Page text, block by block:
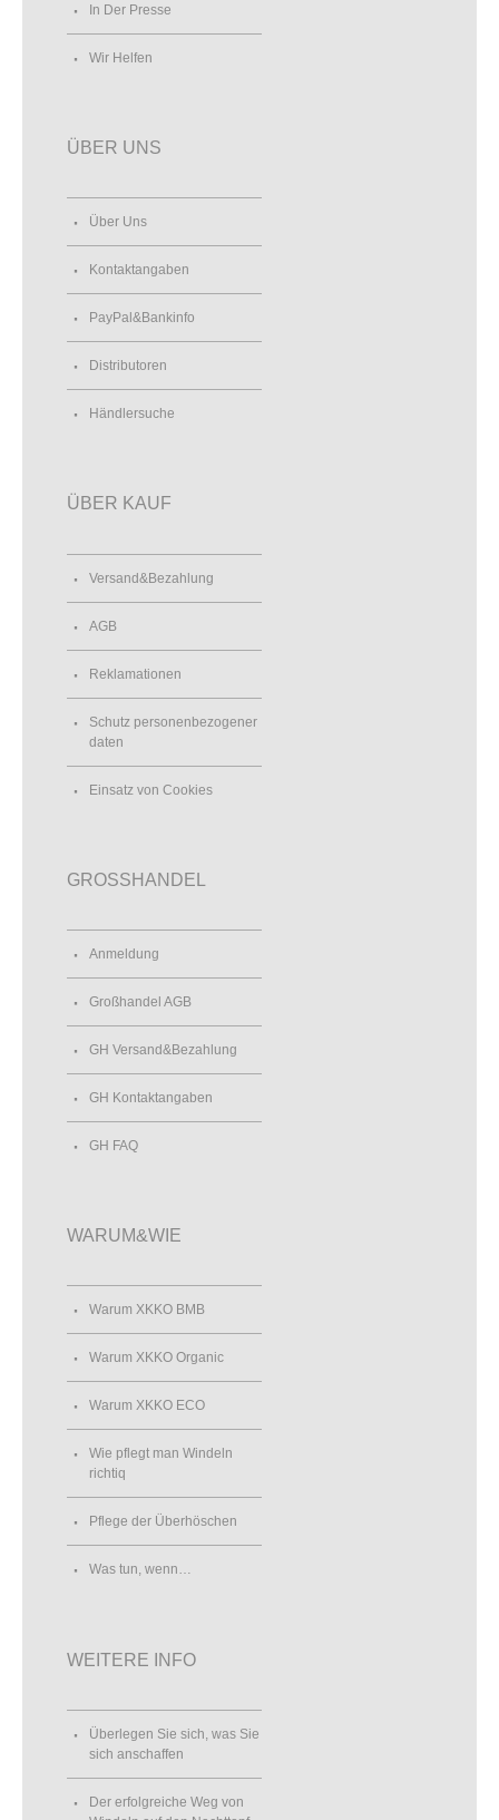
In Der Presse
Wir Helfen
ÜBER UNS
Über Uns
Kontaktangaben
PayPal&Bankinfo
Distributoren
Händlersuche
ÜBER KAUF
Versand&Bezahlung
AGB
Reklamationen
Schutz personenbezogener
daten
Einsatz von Cookies
GROSSHANDEL
Anmeldung
Großhandel AGB
GH Versand&Bezahlung
GH Kontaktangaben
GH FAQ
WARUM&WIE
Warum XKKO BMB
Warum XKKO Organic
Warum XKKO ECO
Wie pflegt man Windeln
richtiq
Pflege der Überhöschen
Was tun, wenn…
WEITERE INFO
Überlegen Sie sich, was Sie
sich anschaffen
Der erfolgreiche Weg von